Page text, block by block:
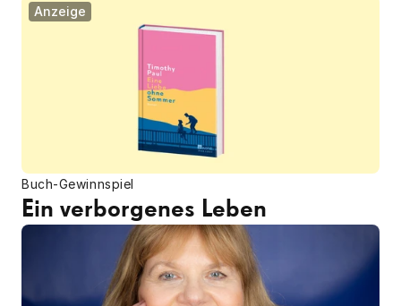
Anzeige
Buch-Gewinnspiel
Ein verborgenes Leben